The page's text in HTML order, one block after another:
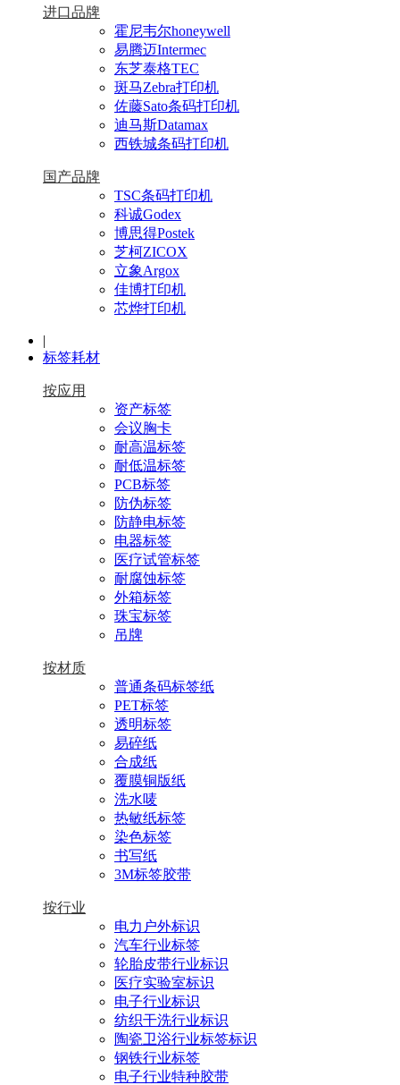
进口品牌
霍尼韦尔honeywell
易腾迈Intermec
东芝泰格TEC
斑马Zebra打印机
佐藤Sato条码打印机
迪马斯Datamax
西铁城条码打印机
国产品牌
TSC条码打印机
科诚Godex
博思得Postek
芝柯ZICOX
立象Argox
佳博打印机
芯烨打印机
|
标签耗材
按应用
资产标签
会议胸卡
耐高温标签
耐低温标签
PCB标签
防伪标签
防静电标签
电器标签
医疗试管标签
耐腐蚀标签
外箱标签
珠宝标签
吊牌
按材质
普通条码标签纸
PET标签
透明标签
易碎纸
合成纸
覆膜铜版纸
洗水唛
热敏纸标签
染色标签
书写纸
3M标签胶带
按行业
电力户外标识
汽车行业标签
轮胎皮带行业标识
医疗实验室标识
电子行业标识
纺织干洗行业标识
陶瓷卫浴行业标签标识
钢铁行业标签
电子行业特种胶带